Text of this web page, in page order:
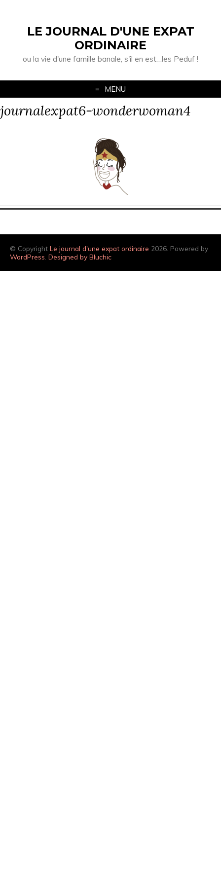
LE JOURNAL D'UNE EXPAT
ORDINAIRE
ou la vie d'une famille banale, s'il en est…les Peduf !
MENU
journalexpat6-wonderwoman4
© Copyright Le journal d'une expat ordinaire 2026. Powered by
WordPress Designed by Bluchic